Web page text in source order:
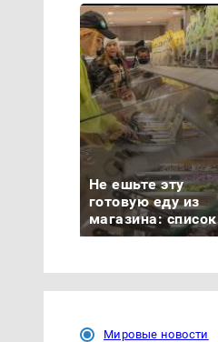
Не ешьте эту
готовую еду из
магазина: список
Мировые новости